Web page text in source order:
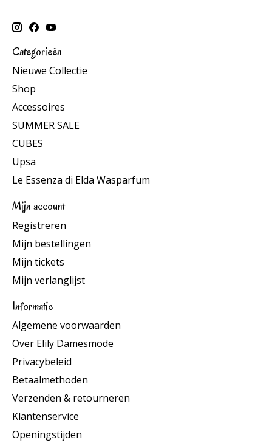
Categorieën
Nieuwe Collectie
Shop
Accessoires
SUMMER SALE
CUBES
Upsa
Le Essenza di Elda Wasparfum
Mijn account
Registreren
Mijn bestellingen
Mijn tickets
Mijn verlanglijst
Informatie
Algemene voorwaarden
Over Elily Damesmode
Privacybeleid
Betaalmethoden
Verzenden & retourneren
Klantenservice
Openingstijden